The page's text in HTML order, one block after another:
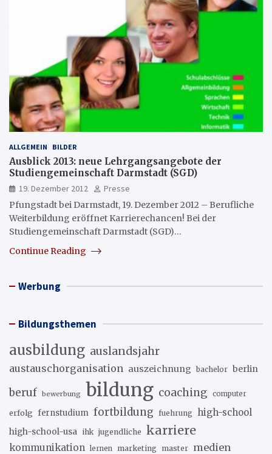
ALLGEMEIN BILDER
Ausblick 2013: neue Lehrgangsangebote der
Studiengemeinschaft Darmstadt (SGD)
19. Dezember 2012
Presse
Pfungstadt bei Darmstadt, 19. Dezember 2012 – Berufliche
Weiterbildung eröffnet Karrierechancen! Bei der
Studiengemeinschaft Darmstadt (SGD)…
Continue Reading
Werbung
Bildungsthemen
ausbildung auslandsjahr
austauschorganisation auszeichnung bachelor berlin
beruf bewerbung bildung coaching computer
erfolg fernstudium fortbildung fuehrung high-school
high-school-usa ihk jugendliche karriere
kommunikation lernen marketing master medien